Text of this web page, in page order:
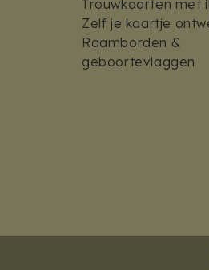
Trouwkaarten met
Zelf je kaartje
Raamborden &
geboortevlaggen